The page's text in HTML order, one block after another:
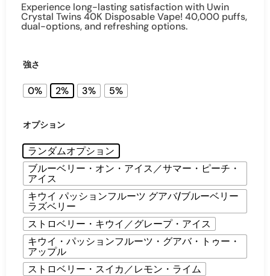
Experience long-lasting satisfaction with Uwin
Crystal Twins 40K Disposable Vape! 40,000 puffs,
dual-options, and refreshing options.
強さ
0% 2% 3% 5%
オプション
ランダムオプション
ブルーベリー・オン・アイス／サマー・ピーチ・
アイス
キウイ パッションフルーツ グアバ/ブルーベリー
ラズベリー
ストロベリー・キウイ／グレープ・アイス
キウイ・パッションフルーツ・グアバ・トゥー・
アップル
ストロベリー・スイカ／レモン・ライム